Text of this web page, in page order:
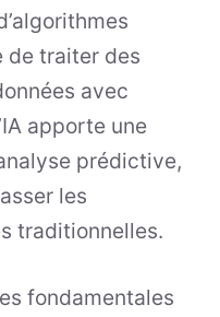
de traiter des
avec
apporte une
prédictive,
les
traditionnelles.
fondamentales